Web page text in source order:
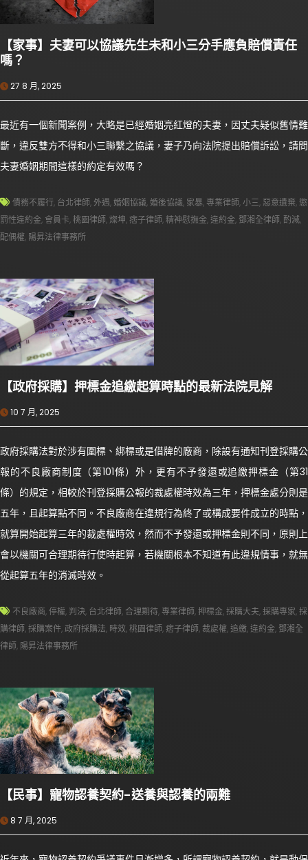
【家事】夫妻可以協議先生未和小三分手應負賠償責任
嗎？
27 8 月, 2025
最近有一個新聞案例，大略是已經婚姻亮紅燈的夫妻，因丈夫疑似舊情難
斷，違反雙方不得和小三聯繫之協議，妻子乃向法院提出賠償訴訟，請問
夫妻婚姻期間這樣的約定有效嗎？
債務不履行, 台北律師,外遇,婚姻協議,婚後協議, 家暴,專業律師,小三, 惡意遺棄, 懲
罰性違約金, 會員卡,桃園律師,燦坤,痞子律師,精神慰撫金,違約金, 鄧湘全律師, 酌減,
配偶權, 陽昇法律事務所
【政府採購】押標金追繳起算時點的最新法院見解
10 7 月, 2025
政府採購法對於涉有圍標、綁標或是借牌的廠商，除設有通知刊登採購公
報的不良廠商制度（第101條）外，更有不予發還或追繳押標金（第31
條）的規定，相較於刊登採購公報的裁處權時效為三年，押標金處分則是
五年，且起算點不同。不良廠商在違規行為終了或構成要件成立的時點，
就算開始起算三年的裁處權時效，然而不予發還或押標金則不同，原則上
會以機關可合理期待行使時起算，若機關根本不知道有此違規情事，就無
從起算五年的消滅時效。
不良廠商,停權,判決, 台北律師, 合理期待,專業律師,押標金,採購大夫,採購專家,採
購律師,採購案件,政府採購法, 時效,桃園律師,痞子律師, 裁處權,追繳,違約金, 鄧湘全
律師, 陽昇法律事務所
【民事】寵物認養契約-送養與認養的兩難
8 7 月, 2025